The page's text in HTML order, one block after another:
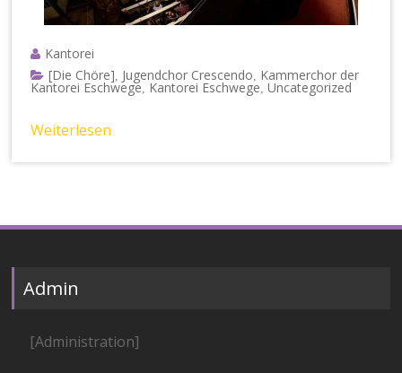
Kantorei
[Die Chöre] Jugendchor Crescendo Kammerchor der
Kantorei Eschwege Kantorei Eschwege ,Uncategorized
Weiterlesen
Admin
[Administration]